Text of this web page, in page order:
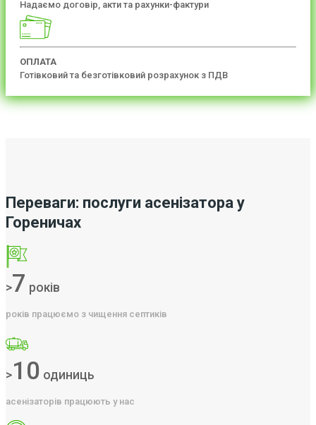
Надаємо договір, акти та рахунки-фактури
ОПЛАТА
Готівковий та безготівковий розрахунок з ПДВ
Переваги: послуги асенізатора у
Гореничах
>7 років
років працюємо з чищення септиків
>10 одиниць
асенізаторів працюють у нас